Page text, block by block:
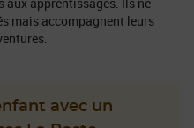
mais accompagnent leurs
avec un